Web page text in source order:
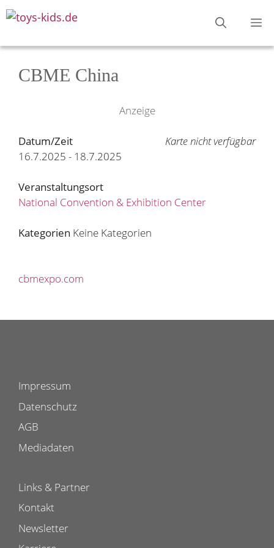
Zum
Inhalt
CBME China
Anzeige
Karte nicht verfügbar
Datum/Zeit
16.7.2025 - 18.7.2025
Veranstaltungsort
National Convention & Exhibition Center
Kategorien Keine Kategorien
cbmexpo.com
Impressum
Datenschutz
AGB
Mediadaten
Links & Partner
Kontakt
Newsletter